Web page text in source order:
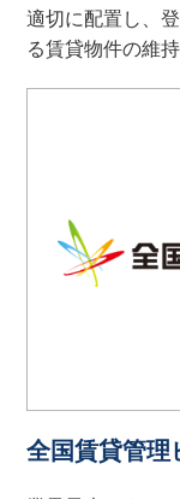
適切に配置し、
る賃貸物件の維
全国賃貸管理